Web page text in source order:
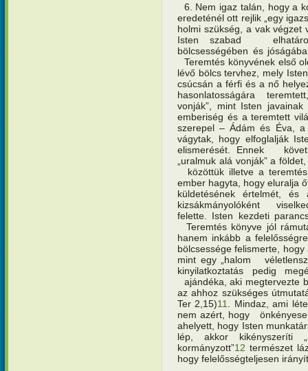
6. Nem igaz talán, hogy a
eredeténél ott rejlik „egy
holmi szükség, a vak
Isten szabad
bölcsességében és
Teremtés könyvének első
lévő bölcs tervhez, mely
csúcsán a férfi és a nő
hasonlatosságára
vonják”, mint Isten
emberiség és a teremtett
szerepel – Ádám és Éva,
vágytak, hogy elfoglalják
elismerését. Ennek
„uralmuk alá vonják” a
közöttük illetve a
ember hagyta, hogy eluralja
küldetésének értelmét, és
kizsákmányolóként
felette. Isten kezdeti
Teremtés könyve jól
hanem inkább a
bölcsessége felismerte,
mint egy „halom
kinyilatkoztatás pedig
ajándéka, aki megtervezte
az ahhoz szükséges
Ter 2,15)11
. Mindaz, ami
nem azért, hogy
ahelyett, hogy Isten
lép, akkor kikényszeríti
kormányzott”12 természet
hogy felelősségteljesen